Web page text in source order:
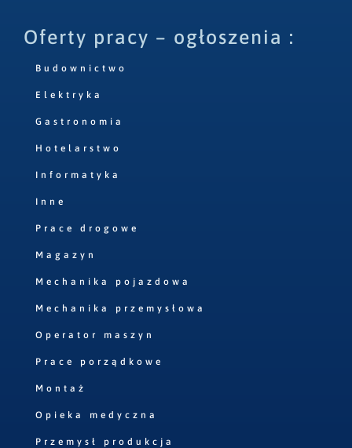
Oferty pracy – ogłoszenia :
Budownictwo
Elektryka
Gastronomia
Hotelarstwo
Informatyka
Inne
Prace drogowe
Magazyn
Mechanika pojazdowa
Mechanika przemysłowa
Operator maszyn
Prace porządkowe
Montaż
Opieka medyczna
Przemysł produkcja